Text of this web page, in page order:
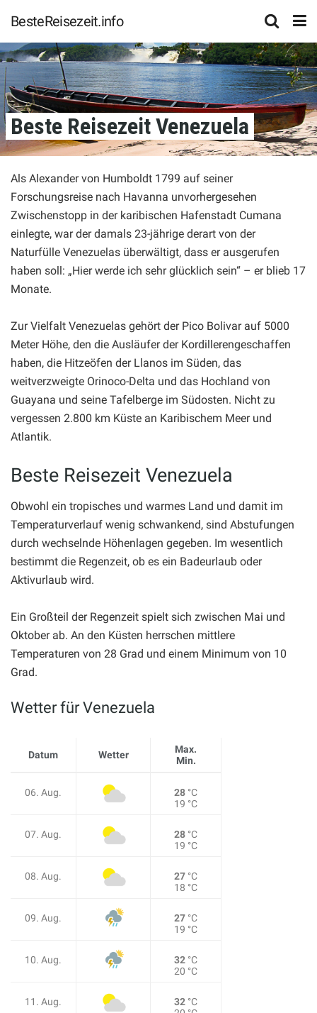
BesteReisezeit.info
Beste Reisezeit Venezuela
Als Alexander von Humboldt 1799 auf seiner
Forschungsreise nach Havanna unvorhergesehen
Zwischenstopp in der karibischen Hafenstadt Cumana
einlegte, war der damals 23-jährige derart von der
Naturfülle Venezuelas überwältigt, dass er ausgerufen
haben soll: „Hier werde ich sehr glücklich sein“ – er blieb 17
Monate.
Zur Vielfalt Venezuelas gehört der Pico Bolivar auf 5000
Meter Höhe, den die Ausläufer der Kordillerengeschaffen
haben, die Hitzeöfen der Llanos im Süden, das
weitverzweigte Orinoco-Delta und das Hochland von
Guayana und seine Tafelberge im Südosten. Nicht zu
vergessen 2.800 km Küste an Karibischem Meer und
Atlantik.
Beste Reisezeit Venezuela
Obwohl ein tropisches und warmes Land und damit im
Temperaturverlauf wenig schwankend, sind Abstufungen
durch wechselnde Höhenlagen gegeben. Im wesentlich
bestimmt die Regenzeit, ob es ein Badeurlaub oder
Aktivurlaub wird.
Ein Großteil der Regenzeit spielt sich zwischen Mai und
Oktober ab. An den Küsten herrschen mittlere
Temperaturen von 28 Grad und einem Minimum von 10
Grad.
Wetter für Venezuela
Datum Wetter
Max.
Min.
06. Aug. 28 °C
19 °C
07. Aug. 28 °C
19 °C
08. Aug. 27 °C
18 °C
09. Aug. 27 °C
19 °C
10. Aug. 32 °C
20 °C
11. Aug. 32 °C